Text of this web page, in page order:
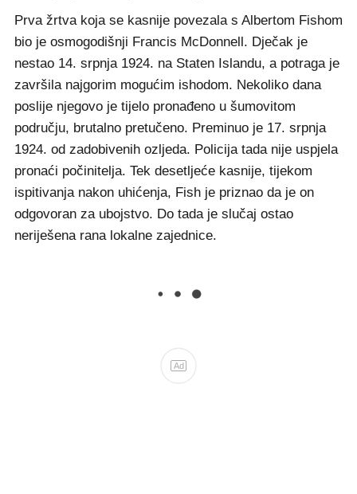
Prva žrtva koja se kasnije povezala s Albertom Fishom
bio je osmogodišnji Francis McDonnell. Dječak je
nestao 14. srpnja 1924. na Staten Islandu, a potraga je
završila najgorim mogućim ishodom. Nekoliko dana
poslije njegovo je tijelo pronađeno u šumovitom
području, brutalno pretučeno. Preminuo je 17. srpnja
1924. od zadobivenih ozljeda. Policija tada nije uspjela
pronaći počinitelja. Tek desetljeće kasnije, tijekom
ispitivanja nakon uhićenja, Fish je priznao da je on
odgovoran za ubojstvo. Do tada je slučaj ostao
neriješena rana lokalne zajednice.
Ad